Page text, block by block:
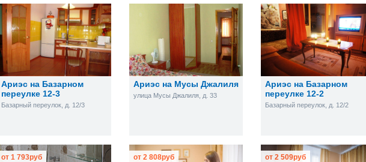
Ариэс на Базарном
переулке 12-3
Базарный переулок, д. 12/3
Ариэс на Мусы Джалиля
улица Мусы Джалиля, д. 33
Ариэс на Базарном
переулке 12-2
Базарный переулок, д. 12/2
от1 793руб от 2 808руб от2 509руб